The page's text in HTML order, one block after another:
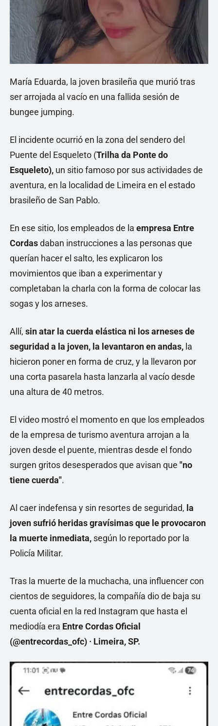
María Eduarda, la joven brasileña que murió tras
ser arrojada al vacío en una fallida sesión de
bungee jumping.
El incidente ocurrió en la zona del sendero del
Puente del Esqueleto (Trilha da Ponte do
Esqueleto), un sitio famoso por sus actividades de
aventura, en la localidad de Limeira en el estado
brasileño de San Pablo.
En ese sitio, los empleados de la empresa Entre
Cordasdaban instrucciones a las personas que
querían hacer el salto, les explicaron los
movimientos que iban a experimentar y
completaban la charla con la forma de colocar las
sogas y los arneses.
Allí, sin atar la cuerda elástica ni los arneses de
seguridad a la joven, la levantaron en andas, la
hicieron poner en forma de cruz, y la llevaron por
una corta pasarela hasta lanzarla al vacío desde
una altura de 40 metros.
El video mostró el momento en que los empleados
de la empresa de turismo aventura arrojan a la
joven desde el puente, mientras desde el fondo
surgen gritos desesperados que avisan que "no
tiene cuerda".
Al caer indefensa y sin resortes de seguridad, la
joven sufrió heridas gravísimas que le provocaron
la muerte inmediata, según lo reportado por la
Policía Militar.
Tras la muerte de la muchacha, una influencer con
cientos de seguidores, la compañía dio de baja su
cuenta oficial en la red Instagram que hasta el
mediodía era Entre Cordas Oficial
(@entrecordas_ofc) · Limeira, SP.